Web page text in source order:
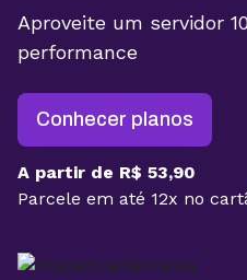
Aproveite um servidor
performance
Conhecer planos
A partir de R$ 53,90
Parcele em até 12x no